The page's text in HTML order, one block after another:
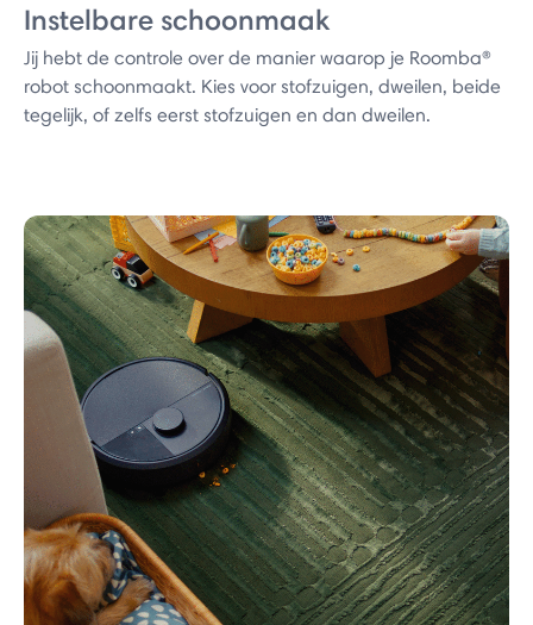
Instelbare schoonmaak
Jij hebt de controle over de manier waarop je Roomba®
robot schoonmaakt. Kies voor stofzuigen, dweilen, beide
tegelijk, of zelfs eerst stofzuigen en dan dweilen.